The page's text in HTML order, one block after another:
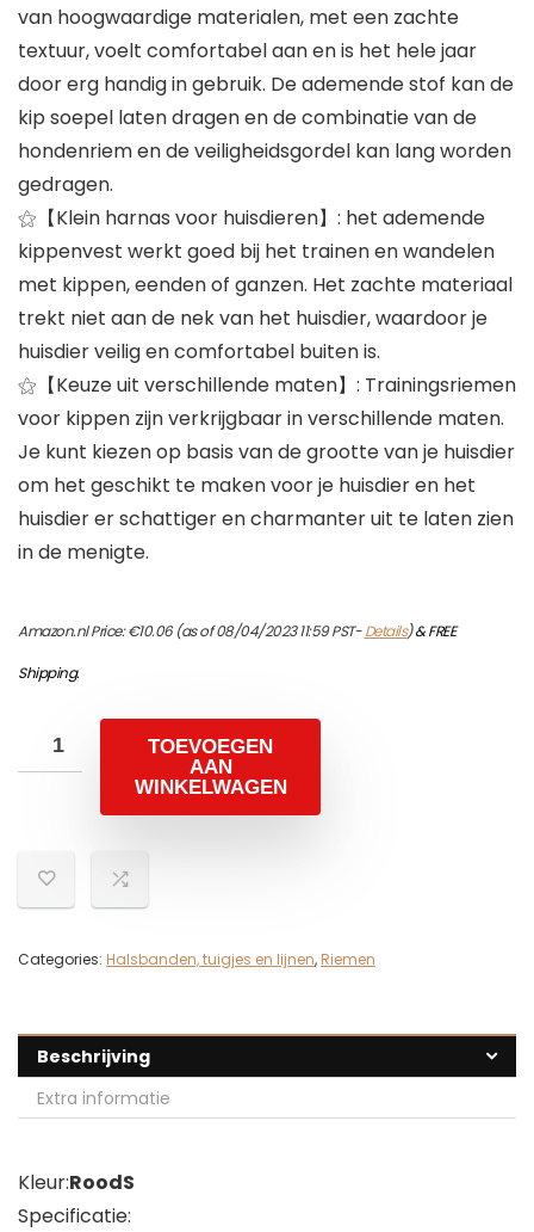
van hoogwaardige materialen, met een zachte
textuur, voelt comfortabel aan en is het hele jaar
door erg handig in gebruik. De ademende stof kan de
kip soepel laten dragen en de combinatie van de
hondenriem en de veiligheidsgordel kan lang worden
gedragen.
⚝【Klein harnas voor huisdieren】: het ademende
kippenvest werkt goed bij het trainen en wandelen
met kippen, eenden of ganzen. Het zachte materiaal
trekt niet aan de nek van het huisdier, waardoor je
huisdier veilig en comfortabel buiten is.
⚝【Keuze uit verschillende maten】: Trainingsriemen
voor kippen zijn verkrijgbaar in verschillende maten.
Je kunt kiezen op basis van de grootte van je huisdier
om het geschikt te maken voor je huisdier en het
huisdier er schattiger en charmanter uit te laten zien
in de menigte.
Amazon.nl Price:€10.06(as of 08/04/2023 11:59 PST-Details)&FREE
Shipping.
TOEVOEGEN
AAN
WINKELWAGEN
Categories: Halsbanden, tuigjes en lijnen, Riemen
Beschrijving
Extra informatie
Kleur:RoodS
Specificatie: